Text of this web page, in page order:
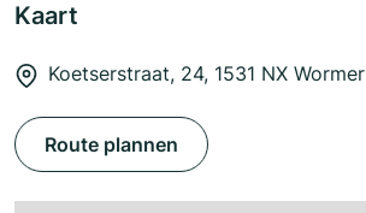
Kaart
Koetserstraat, 24, 1531 NX Wormer
Route plannen